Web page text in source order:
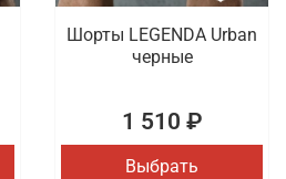
Шорты LEGENDA Urban
черные
1 510 ₽
Выбрать